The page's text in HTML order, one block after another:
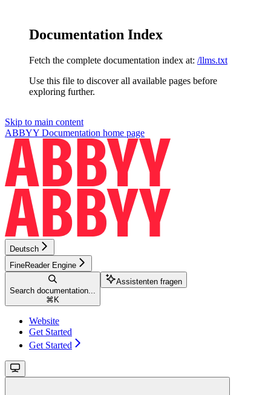
Documentation Index
Fetch the complete documentation index at: /llms.txt
Use this file to discover all available pages before
exploring further.
Skip to main content
ABBYY Documentation home page
Deutsch
FineReader Engine
Search documentation...
⌘ K
Assistenten fragen
Website
Get Started
Get Started